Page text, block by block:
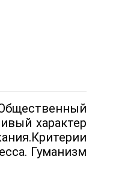
характер
Гуманизм